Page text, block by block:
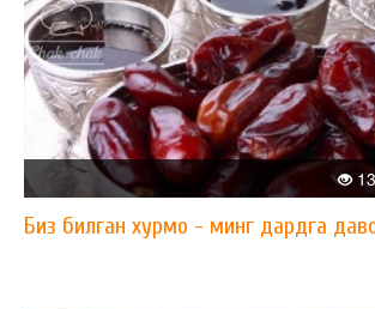
Биз билган хурмо - минг дардга